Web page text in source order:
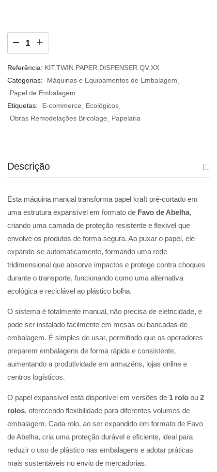
Referência: KIT.TWIN.PAPER.DISPENSER.QV.XX
Categorias:
Máquinas e Equipamentos de Embalagem
Papel de Embalagem
Etiquetas:
E-commerce
Ecológicos
Obras Remodelações Bricolage
Papelaria
Descrição
Esta máquina manual transforma papel kraft pré-cortado em
uma estrutura expansível em formato de Favo de Abelha,
criando uma camada de proteção resistente e flexível que
envolve os produtos de forma segura. Ao puxar o papel, ele
expande-se automaticamente, formando uma rede
tridimensional que absorve impactos e protege contra choques
durante o transporte, funcionando como uma alternativa
ecológica e reciclável ao plástico bolha.
O sistema é totalmente manual, não precisa de eletricidade, e
pode ser instalado facilmente em mesas ou bancadas de
embalagem. É simples de usar, permitindo que os operadores
preparem embalagens de forma rápida e consistente,
aumentando a produtividade em armazéns, lojas online e
centros logísticos.
O papel expansível está disponível em versões de 1 rolo ou 2
rolos, oferecendo flexibilidade para diferentes volumes de
embalagem. Cada rolo, ao ser expandido em formato de Favo
de Abelha, cria uma proteção durável e eficiente, ideal para
reduzir o uso de plástico nas embalagens e adotar práticas
mais sustentáveis no envio de mercadorias.